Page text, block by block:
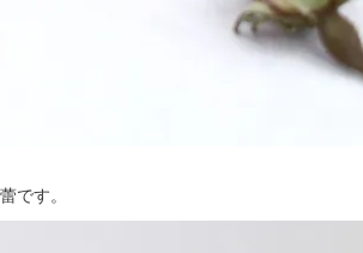
です。